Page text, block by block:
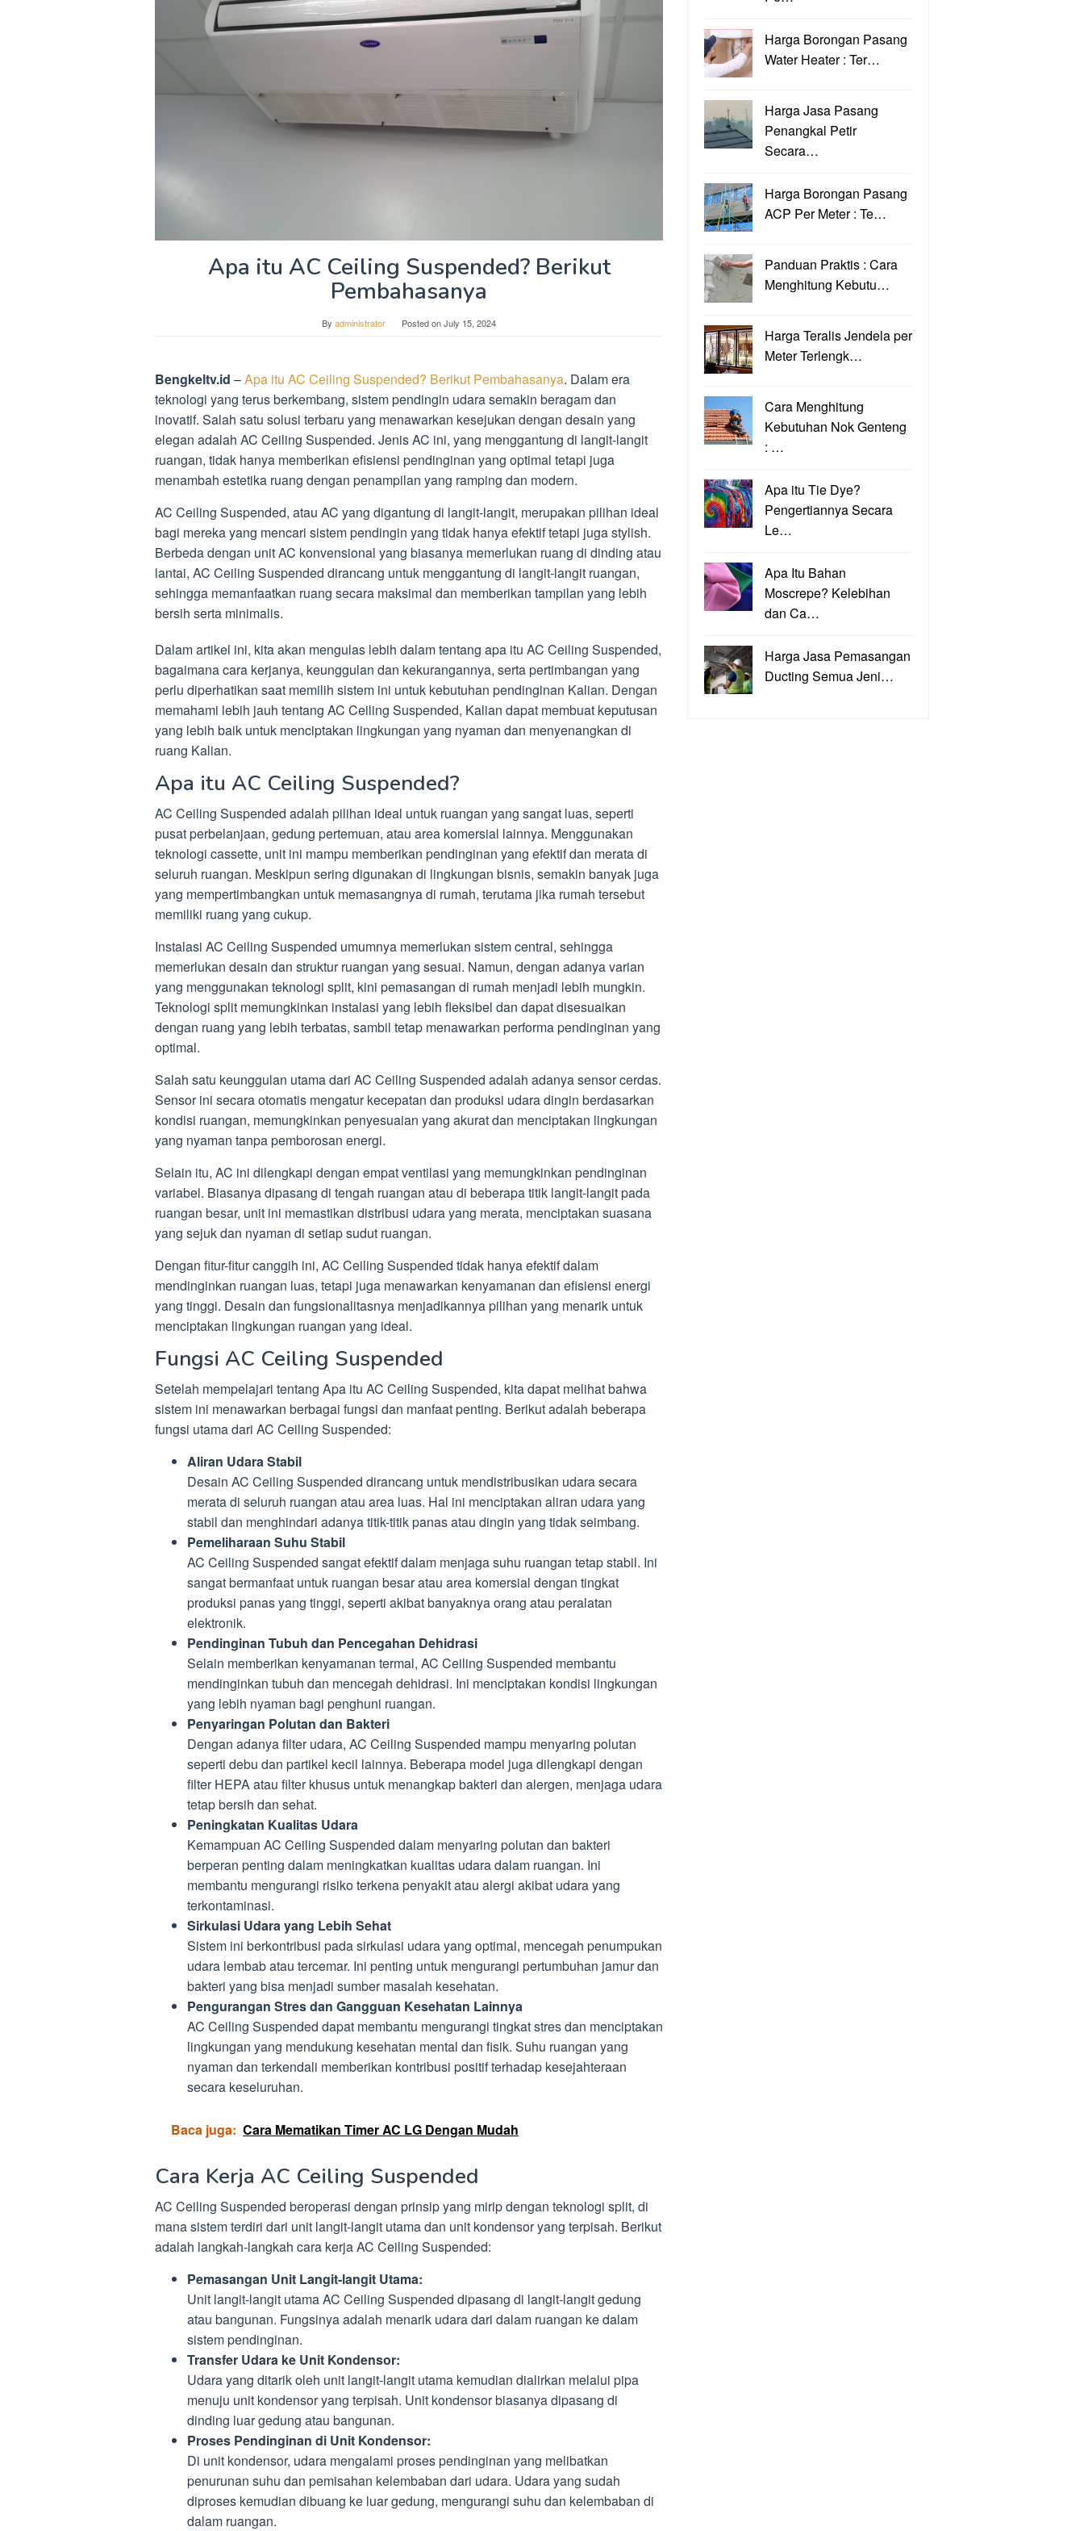
Apa itu AC Ceiling Suspended? Berikut
Pembahasanya
By administrator Posted onJuly 15, 2024
Bengkeltv.id –Apa itu AC Ceiling Suspended? Berikut Pembahasanya. Dalam era
teknologi yang terus berkembang, sistem pendingin udara semakin beragam dan
inovatif. Salah satu solusi terbaru yang menawarkan kesejukan dengan desain yang
elegan adalah AC Ceiling Suspended. Jenis AC ini, yang menggantung di langit-langit
ruangan, tidak hanya memberikan efisiensi pendinginan yang optimal tetapi juga
menambah estetika ruang dengan penampilan yang ramping dan modern.
AC Ceiling Suspended, atau AC yang digantung di langit-langit, merupakan pilihan ideal
bagi mereka yang mencari sistem pendingin yang tidak hanya efektif tetapi juga stylish.
Berbeda dengan unit AC konvensional yang biasanya memerlukan ruang di dinding atau
lantai, AC Ceiling Suspended dirancang untuk menggantung di langit-langit ruangan,
sehingga memanfaatkan ruang secara maksimal dan memberikan tampilan yang lebih
bersih serta minimalis.
Dalam artikel ini, kita akan mengulas lebih dalam tentang apa itu AC Ceiling Suspended,
bagaimana cara kerjanya, keunggulan dan kekurangannya, serta pertimbangan yang
perlu diperhatikan saat memilih sistem ini untuk kebutuhan pendinginan Kalian. Dengan
memahami lebih jauh tentang AC Ceiling Suspended, Kalian dapat membuat keputusan
yang lebih baik untuk menciptakan lingkungan yang nyaman dan menyenangkan di
ruang Kalian.
Apa itu AC Ceiling Suspended?
AC Ceiling Suspended adalah pilihan ideal untuk ruangan yang sangat luas, seperti
pusat perbelanjaan, gedung pertemuan, atau area komersial lainnya. Menggunakan
teknologi cassette, unit ini mampu memberikan pendinginan yang efektif dan merata di
seluruh ruangan. Meskipun sering digunakan di lingkungan bisnis, semakin banyak juga
yang mempertimbangkan untuk memasangnya di rumah, terutama jika rumah tersebut
memiliki ruang yang cukup.
Instalasi AC Ceiling Suspended umumnya memerlukan sistem central, sehingga
memerlukan desain dan struktur ruangan yang sesuai. Namun, dengan adanya varian
yang menggunakan teknologi split, kini pemasangan di rumah menjadi lebih mungkin.
Teknologi split memungkinkan instalasi yang lebih fleksibel dan dapat disesuaikan
dengan ruang yang lebih terbatas, sambil tetap menawarkan performa pendinginan yang
optimal.
Salah satu keunggulan utama dari AC Ceiling Suspended adalah adanya sensor cerdas.
Sensor ini secara otomatis mengatur kecepatan dan produksi udara dingin berdasarkan
kondisi ruangan, memungkinkan penyesuaian yang akurat dan menciptakan lingkungan
yang nyaman tanpa pemborosan energi.
Selain itu, AC ini dilengkapi dengan empat ventilasi yang memungkinkan pendinginan
variabel. Biasanya dipasang di tengah ruangan atau di beberapa titik langit-langit pada
ruangan besar, unit ini memastikan distribusi udara yang merata, menciptakan suasana
yang sejuk dan nyaman di setiap sudut ruangan.
Dengan fitur-fitur canggih ini, AC Ceiling Suspended tidak hanya efektif dalam
mendinginkan ruangan luas, tetapi juga menawarkan kenyamanan dan efisiensi energi
yang tinggi. Desain dan fungsionalitasnya menjadikannya pilihan yang menarik untuk
menciptakan lingkungan ruangan yang ideal.
Fungsi AC Ceiling Suspended
Setelah mempelajari tentang Apa itu AC Ceiling Suspended, kita dapat melihat bahwa
sistem ini menawarkan berbagai fungsi dan manfaat penting. Berikut adalah beberapa
fungsi utama dari AC Ceiling Suspended:
Aliran Udara Stabil
Desain AC Ceiling Suspended dirancang untuk mendistribusikan udara secara
merata di seluruh ruangan atau area luas. Hal ini menciptakan aliran udara yang
stabil dan menghindari adanya titik-titik panas atau dingin yang tidak seimbang.
Pemeliharaan Suhu Stabil
AC Ceiling Suspended sangat efektif dalam menjaga suhu ruangan tetap stabil. Ini
sangat bermanfaat untuk ruangan besar atau area komersial dengan tingkat
produksi panas yang tinggi, seperti akibat banyaknya orang atau peralatan
elektronik.
Pendinginan Tubuh dan Pencegahan Dehidrasi
Selain memberikan kenyamanan termal, AC Ceiling Suspended membantu
mendinginkan tubuh dan mencegah dehidrasi. Ini menciptakan kondisi lingkungan
yang lebih nyaman bagi penghuni ruangan.
Penyaringan Polutan dan Bakteri
Dengan adanya filter udara, AC Ceiling Suspended mampu menyaring polutan
seperti debu dan partikel kecil lainnya. Beberapa model juga dilengkapi dengan
filter HEPA atau filter khusus untuk menangkap bakteri dan alergen, menjaga udara
tetap bersih dan sehat.
Peningkatan Kualitas Udara
Kemampuan AC Ceiling Suspended dalam menyaring polutan dan bakteri
berperan penting dalam meningkatkan kualitas udara dalam ruangan. Ini
membantu mengurangi risiko terkena penyakit atau alergi akibat udara yang
terkontaminasi.
Sirkulasi Udara yang Lebih Sehat
Sistem ini berkontribusi pada sirkulasi udara yang optimal, mencegah penumpukan
udara lembab atau tercemar. Ini penting untuk mengurangi pertumbuhan jamur dan
bakteri yang bisa menjadi sumber masalah kesehatan.
Pengurangan Stres dan Gangguan Kesehatan Lainnya
AC Ceiling Suspended dapat membantu mengurangi tingkat stres dan menciptakan
lingkungan yang mendukung kesehatan mental dan fisik. Suhu ruangan yang
nyaman dan terkendali memberikan kontribusi positif terhadap kesejahteraan
secara keseluruhan.
Baca juga: Cara Mematikan Timer AC LG Dengan Mudah
Cara Kerja AC Ceiling Suspended
AC Ceiling Suspended beroperasi dengan prinsip yang mirip dengan teknologi split, di
mana sistem terdiri dari unit langit-langit utama dan unit kondensor yang terpisah. Berikut
adalah langkah-langkah cara kerja AC Ceiling Suspended:
Pemasangan Unit Langit-langit Utama:
Unit langit-langit utama AC Ceiling Suspended dipasang di langit-langit gedung
atau bangunan. Fungsinya adalah menarik udara dari dalam ruangan ke dalam
sistem pendinginan.
Transfer Udara ke Unit Kondensor:
Udara yang ditarik oleh unit langit-langit utama kemudian dialirkan melalui pipa
menuju unit kondensor yang terpisah. Unit kondensor biasanya dipasang di
dinding luar gedung atau bangunan.
Proses Pendinginan di Unit Kondensor:
Di unit kondensor, udara mengalami proses pendinginan yang melibatkan
penurunan suhu dan pemisahan kelembaban dari udara. Udara yang sudah
diproses kemudian dibuang ke luar gedung, mengurangi suhu dan kelembaban di
dalam ruangan.
Harga Borongan Pasang
Water Heater : Ter…
Harga Jasa Pasang
Penangkal Petir
Secara…
Harga Borongan Pasang
ACP Per Meter : Te…
Panduan Praktis : Cara
Menghitung Kebutu…
Harga Teralis Jendela per
Meter Terlengk…
Cara Menghitung
Kebutuhan Nok Genteng
: …
Apa itu Tie Dye?
Pengertiannya Secara
Le…
Apa Itu Bahan
Moscrepe? Kelebihan
dan Ca…
Harga Jasa Pemasangan
Ducting Semua Jeni…